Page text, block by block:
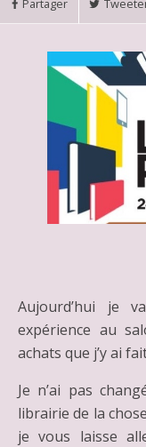
Partager
Aujourd’hui je
expérience au
achats que j’y ai
Je n’ai pas
librairie de la
je vous laisse